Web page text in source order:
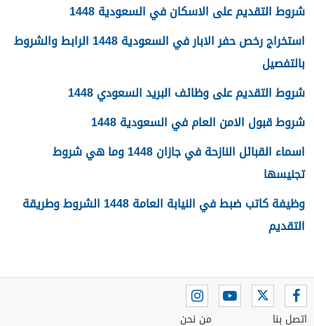
شروط التقديم على الاسكان في السعودية 1448
استخراج رخص حفر الابار في السعودية 1448 الرابط والشروط
بالتفصيل
شروط التقديم على وظائف البريد السعودي 1448
شروط قبول الامن العام في السعودية 1448
اسماء القبائل النازحة في جازان 1448 وما هي شروط
تجنيسها
وظيفة كاتب ضبط في النيابة العامة 1448 الشروط وطريقة
التقديم
اتصل بنا من نحن